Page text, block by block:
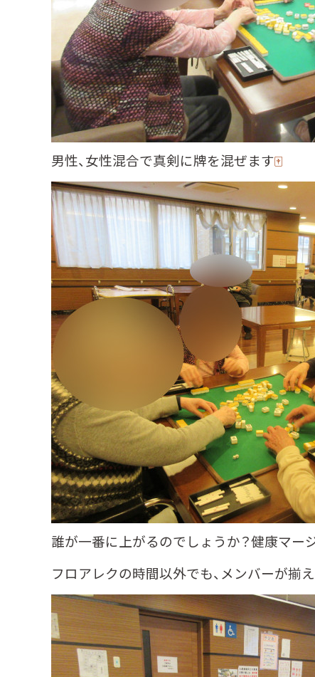
男性、女性混合で真剣に牌を混ぜます🀄
誰が一番に上がるのでしょうか？健康マー
フロアレクの時間以外でも、メンバーが揃